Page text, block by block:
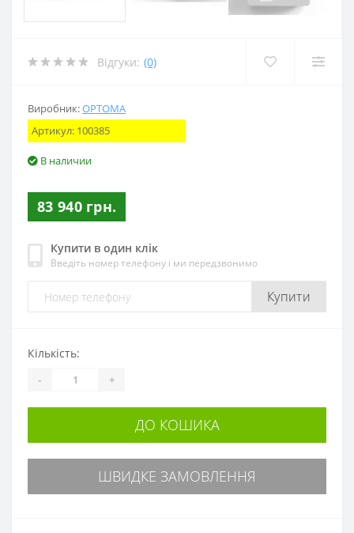
Відгуки: (0)
Виробник:OPTOMA
Артикул: 100385
В наличии
83 940 грн.
Купити в один клік
Введіть номер телефону і ми передзвонимо
Купити
Кількість:
- +
ДО КОШИКА
ШВИДКЕ ЗАМОВЛЕННЯ